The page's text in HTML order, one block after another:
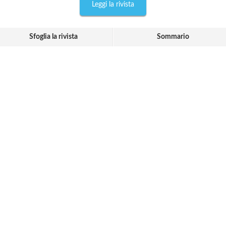
Leggi la rivista
Sfoglia la rivista Sommario